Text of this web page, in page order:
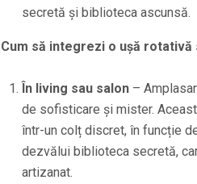
secretă și biblioteca ascunsă.
Cum să integrezi o ușă
În living sau salon–
de sofisticare și mister.
într-un colț discret, în funcție
dezvălui biblioteca secretă,
artizanat.